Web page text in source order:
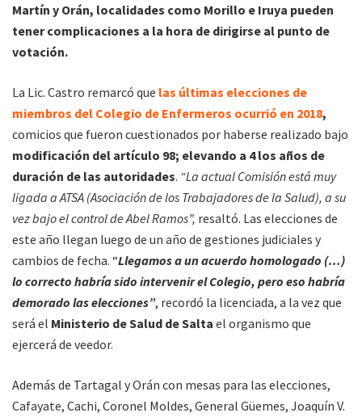
Martín y Orán, localidades como Morillo e Iruya pueden
tener complicaciones a la hora de dirigirse al punto de
votación.
La Lic. Castro remarcó que las últimas elecciones de
miembros del Colegio de Enfermeros ocurrió en 2018,
comicios que fueron cuestionados por haberse realizado bajo
modificación del artículo 98; elevando a 4 los años de
duración de las autoridades. “La actual Comisión está muy
ligada a ATSA (Asociación de los Trabajadores de la Salud), a su
vez bajo el control de Abel Ramos”, resaltó. Las elecciones de
este año llegan luego de un año de gestiones judiciales y
cambios de fecha. “Llegamos a un acuerdo homologado (…)
lo correcto habría sido intervenir el Colegio, pero eso habría
demorado las elecciones”, recordó la licenciada, a la vez que
será el Ministerio de Salud de Salta el organismo que
ejercerá de veedor.
Además de Tartagal y Orán con mesas para las elecciones,
Cafayate, Cachi, Coronel Moldes, General Güemes, Joaquín V.